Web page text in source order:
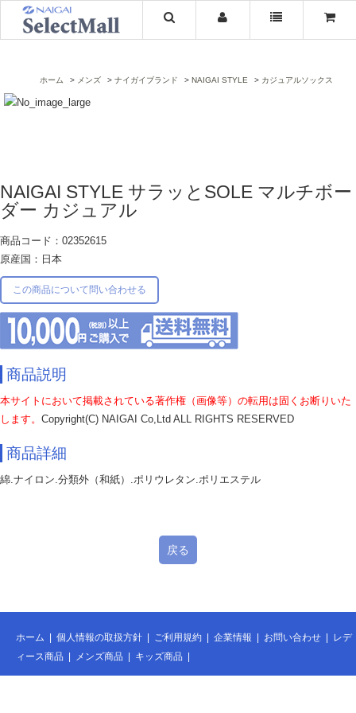
ホーム メンズ ナイガイブランド NAIGAI STYLE カジュアルソックス
NAIGAI STYLE サラッとSOLE マルチボー
ダー カジュアル
商品コード：02352615
原産国：日本
この商品について問い合わせる
商品説明
本サイトにおいて掲載されている著作権（画像等）の転用は固くお断りいた
します。 Copyright(C) NAIGAI Co,Ltd ALL RIGHTS RESERVED
商品詳細
綿.ナイロン.分類外（和紙）.ポリウレタン.ポリエステル
戻る
ホーム 個人情報の取扱方針 ご利用規約 企業情報 お問い合わせ
レデ
ィース商品
メンズ商品 キッズ商品